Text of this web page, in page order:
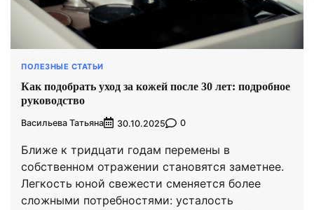
ПОЛЕЗНЫЕ СТАТЬИ
Как подобрать уход за кожей после 30 лет: подробное
руководство
Васильева Татьяна 30.10.2025 0
Ближе к тридцати годам перемены в
собственном отражении становятся заметнее.
Легкость юной свежести сменяется более
сложными потребностями: усталость